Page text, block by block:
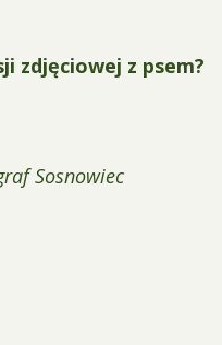
zdjęciowej z psem?
Sosnowiec